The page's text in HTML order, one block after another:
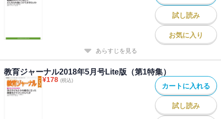
試し読み
お気に入り
あらすじを見る
教育ジャーナル2018年5月号Lite版（第1特集）
¥178 (税込)
カートに入れる
試し読み